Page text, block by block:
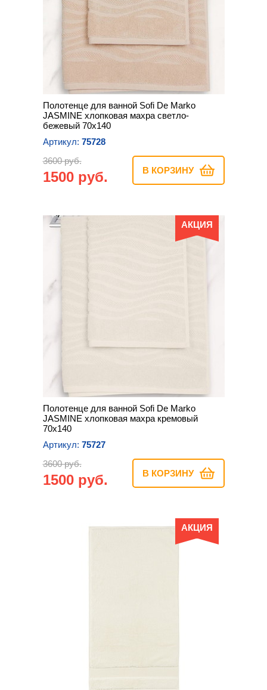
Полотенце для ванной Sofi De Marko
JASMINE хлопковая махра светло-
бежевый 70х140
Артикул: 75728
3600 руб.
1500 руб. В КОРЗИНУ
АКЦИЯ
Полотенце для ванной Sofi De Marko
JASMINE хлопковая махра кремовый
70х140
Артикул: 75727
3600 руб.
1500 руб. В КОРЗИНУ
АКЦИЯ